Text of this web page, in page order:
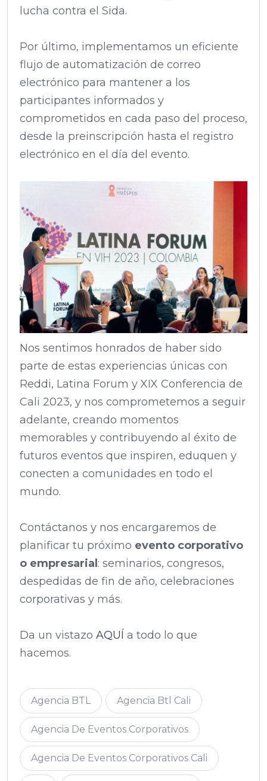
lucha contra el Sida.
Por último, implementamos un eficiente
flujo de automatización de correo
electrónico para mantener a los
participantes informados y
comprometidos en cada paso del proceso,
desde la preinscripción hasta el registro
electrónico en el día del evento.
Nos sentimos honrados de haber sido
parte de estas experiencias únicas con
Reddi, Latina Forum y XIX Conferencia de
Cali 2023, y nos comprometemos a seguir
adelante, creando momentos
memorables y contribuyendo al éxito de
futuros eventos que inspiren, eduquen y
conecten a comunidades en todo el
mundo.
Contáctanos y nos encargaremos de
planificar tu próximo evento corporativo
o empresarial : seminarios, congresos,
despedidas de fin de año, celebraciones
corporativas y más.
Da un vistazo AQUÍ a todo lo que
hacemos.
Agencia BTL Agencia Btl Cali
Agencia De Eventos Corporativos
Agencia De Eventos Corporativos Cali